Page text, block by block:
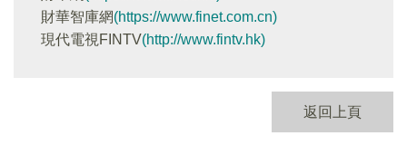
財華智庫網(https://www.finet.com.cn)
現代電視FINTV(http://www.fintv.hk)
返回上頁